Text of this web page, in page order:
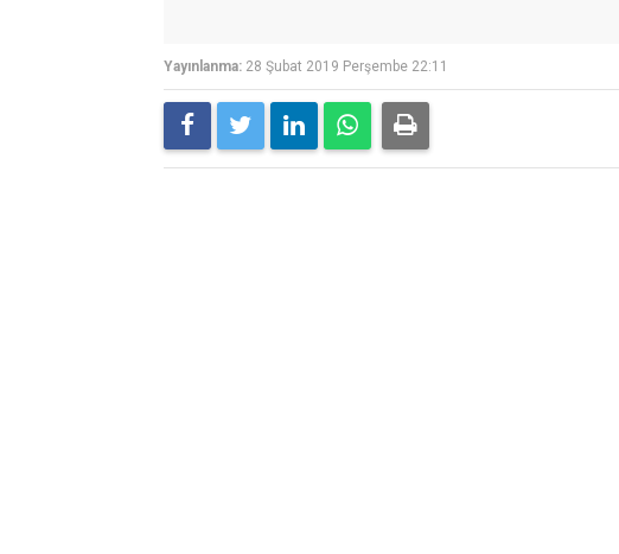
Yayınlanma: 28 Şubat 2019 Perşembe 22:11